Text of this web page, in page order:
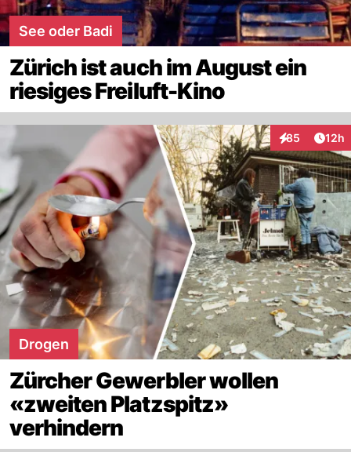
See oder Badi
Zürich ist auch im August ein
riesiges Freiluft-Kino
85
Interaktionen
12h
Drogen
Zürcher Gewerbler wollen
«zweiten Platzspitz»
verhindern